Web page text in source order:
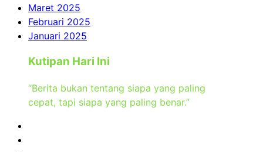
Maret 2025
Februari 2025
Januari 2025
Kutipan Hari Ini
“Berita bukan tentang siapa yang paling
cepat, tapi siapa yang paling benar.”